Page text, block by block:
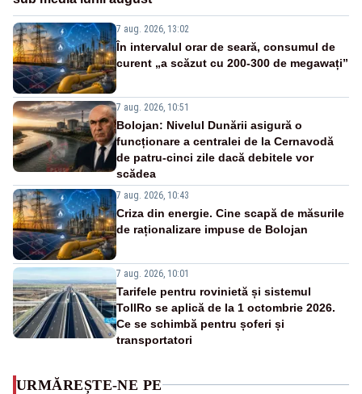
7 aug. 2026, 13:02
În intervalul orar de seară, consumul de
curent „a scăzut cu 200-300 de megawați”
7 aug. 2026, 10:51
Bolojan: Nivelul Dunării asigură o
funcționare a centralei de la Cernavodă
de patru-cinci zile dacă debitele vor
scădea
7 aug. 2026, 10:43
Criza din energie. Cine scapă de măsurile
de raționalizare impuse de Bolojan
7 aug. 2026, 10:01
Tarifele pentru rovinietă și sistemul
TollRo se aplică de la 1 octombrie 2026.
Ce se schimbă pentru șoferi și
transportatori
URMĂREȘTE-NE PE